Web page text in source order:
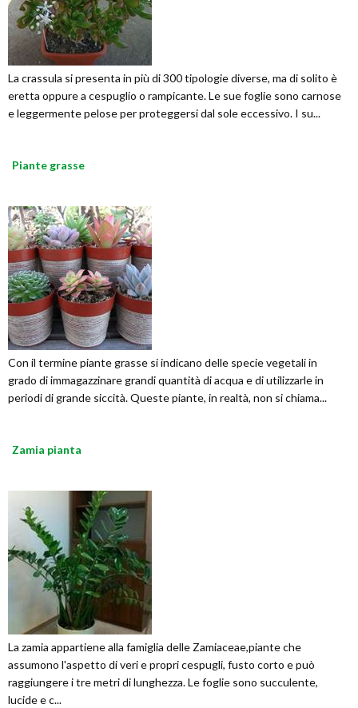
La crassula si presenta in più di 300 tipologie diverse, ma di solito è
eretta oppure a cespuglio o rampicante. Le sue foglie sono carnose
e leggermente pelose per proteggersi dal sole eccessivo. I su...
Piante grasse
Con il termine piante grasse si indicano delle specie vegetali in
grado di immagazzinare grandi quantità di acqua e di utilizzarle in
periodi di grande siccità. Queste piante, in realtà, non si chiama...
Zamia pianta
La zamia appartiene alla famiglia delle Zamiaceae,piante che
assumono l'aspetto di veri e propri cespugli, fusto corto e può
raggiungere i tre metri di lunghezza. Le foglie sono succulente,
lucide e c...